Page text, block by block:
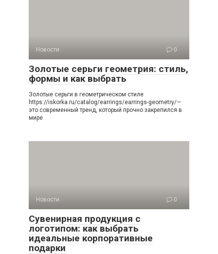
Новости 0
Золотые серьги геометрия: стиль,
формы и как выбрать
Золотые серьги в геометрическом стиле
https://iskorka.ru/catalog/earrings/earrings-geometry/—
это современный тренд, который прочно закрепился в
мире
Новости 0
Сувенирная продукция с
логотипом: как выбрать
идеальные корпоративные
подарки